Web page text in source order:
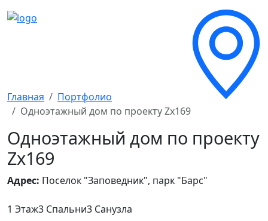
Главная
Портфолио
Одноэтажный дом по проекту Zx169
Одноэтажный дом по проекту
Zx169
Адрес: Поселок "Заповедник", парк "Барс"
1 Этаж3 Спальни3 Санузла